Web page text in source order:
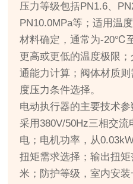
压力等级包括PN1.6、
PN10.0MPa等；适用温
材料确定，通常为-20℃
更高或更低的温度极限
通能力计算；阀体材质
度压力条件选择。
电动执行器的主要技术
采用380V/50Hz三相交
电；电机功率，从
扭矩需求选择；输出扭
米；防护等级，室内安